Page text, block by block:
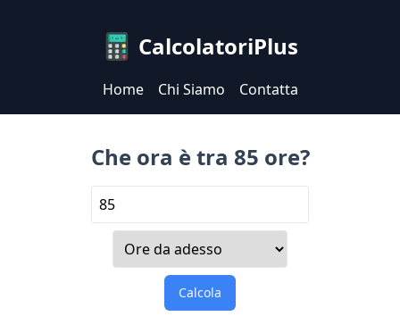
CalcolatoriPlus
Home Chi Siamo Contatta
Che ora è tra 85 ore?
Calcola